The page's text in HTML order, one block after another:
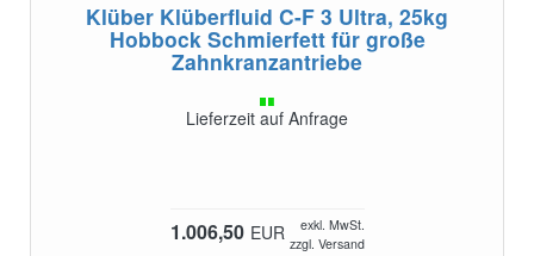
Klüber Klüberfluid C-F 3 Ultra, 25kg
Hobbock Schmierfett für große
Zahnkranzantriebe
Lieferzeit auf Anfrage
1.006,50 EUR
exkl. MwSt.
zzgl. Versand